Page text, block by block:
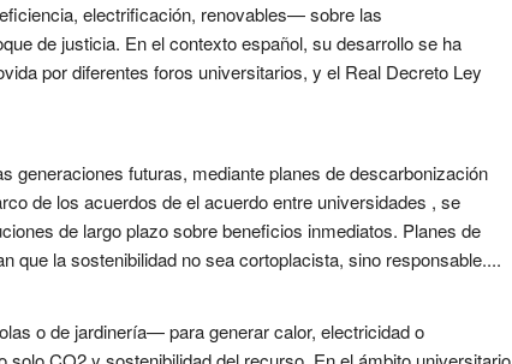
electrificación, renovables— sobre las
de justicia. En el contexto español, su desarrollo se ha
por diferentes foros universitarios, y el Real Decreto Ley
generaciones futuras, mediante planes de descarbonización
de los acuerdos de el acuerdo entre universidades , se
de largo plazo sobre beneficios inmediatos. Planes de
la sostenibilidad no sea cortoplacista, sino responsable....
o de jardinería— para generar calor, electricidad o